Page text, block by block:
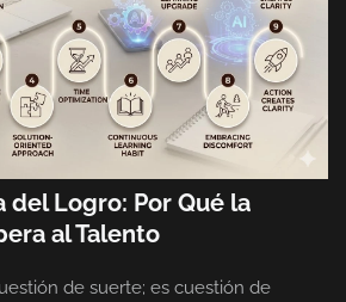
del Logro: Por Qué la
al Talento
de suerte; es cuestión de